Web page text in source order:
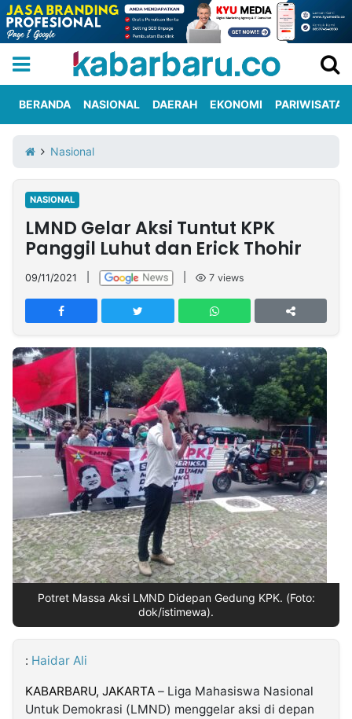
Iklan
Berita
Kami
Nasional
International
Olahraga
Entertainment
Daerah
Pariwisata
Kuliner
Kolom
Network
PT
TREETAN
MULTIMEDIA
INDONESIA
Partner
NTB
Time
IDN
Jogja
Rakyat
News
Notice
Baru
Seedbacklink
Follow
Kabarbaru
BERANDA NASIONAL DAERAH EKONOMI PARIWISATA
Nasional
NASIONAL
LMND Gelar Aksi Tuntut KPK
Panggil Luhut dan Erick Thohir
09/11/2021 7 views
Potret Massa Aksi LMND Didepan Gedung KPK. (Foto:
dok/istimewa).
: Haidar Ali
KABARBARU, JAKARTA – Liga Mahasiswa Nasional
Untuk Demokrasi (LMND) menggelar aksi di depan